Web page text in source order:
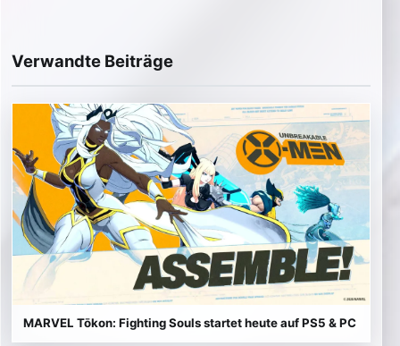
Video im Beitrag abspielen
Verwandte Beiträge
MARVEL Tōkon: Fighting Souls startet heute auf PS5 & PC